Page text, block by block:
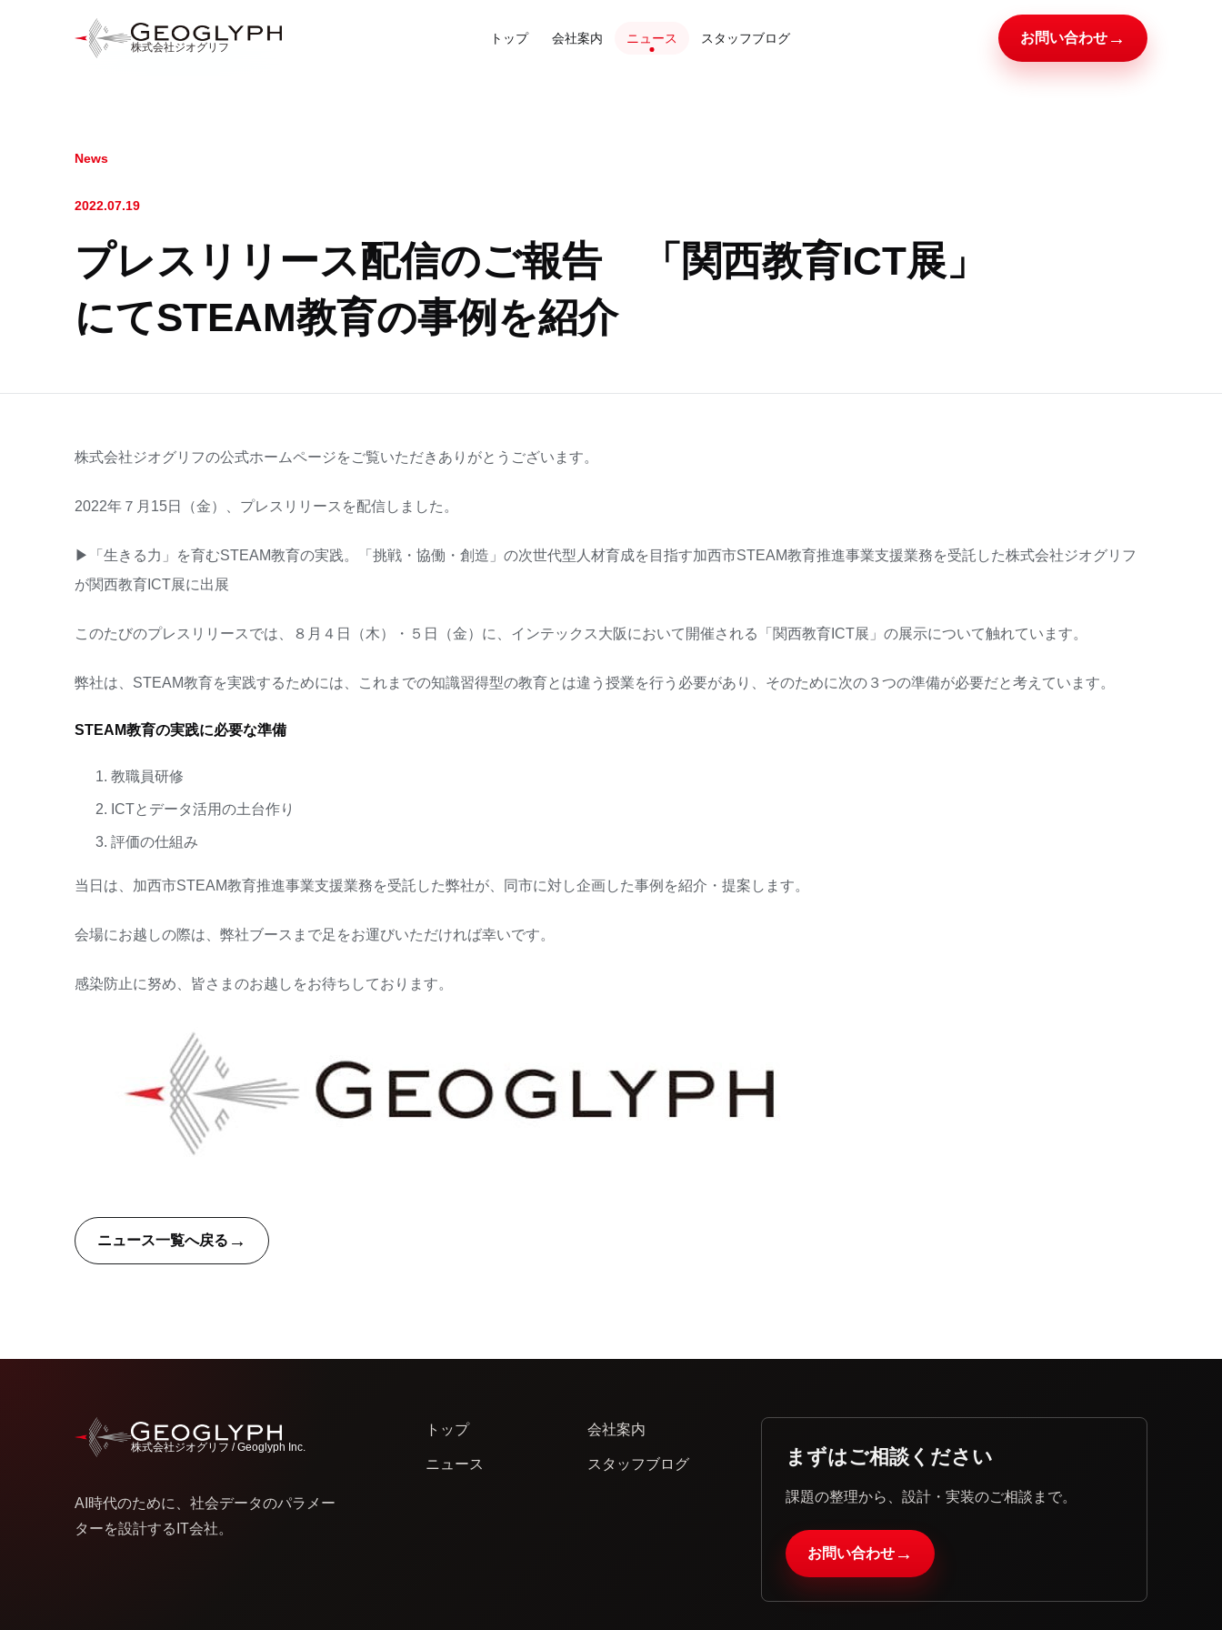
株式会社ジオグリフ
トップ 会社案内 ニュース スタッフブログ お問い合わせ →
News
2022.07.19
プレスリリース配信のご報告 「関西教育ICT展」
にてSTEAM教育の事例を紹介
株式会社ジオグリフの公式ホームページをご覧いただきありがとうございます。
2022年７月15日（金）、プレスリリースを配信しました。
▶
「生きる力」を育むSTEAM教育の実践。「挑戦・協働・創造」の次世代型人材育成を目指す加西市STEAM教育推進事業支援業務を受託した株式会社ジオグリフ
が関西教育ICT展に出展
このたびのプレスリリースでは、８月４日（木）・５日（金）に、インテックス大阪において開催される「関西教育ICT展」の展示について触れています。
弊社は、STEAM教育を実践するためには、これまでの知識習得型の教育とは違う授業を行う必要があり、そのために次の３つの準備が必要だと考えています。
STEAM教育の実践に必要な準備
教職員研修
ICTとデータ活用の土台作り
評価の仕組み
当日は、加西市STEAM教育推進事業支援業務を受託した弊社が、同市に対し企画した事例を紹介・提案します。
会場にお越しの際は、弊社ブースまで足をお運びいただければ幸いです。
感染防止に努め、皆さまのお越しをお待ちしております。
ニュース一覧へ戻る →
株式会社ジオグリフ / Geoglyph Inc.
AI時代のために、社会データのパラメー
ターを設計するIT会社。
トップ 会社案内
ニュース スタッフブログ まずはご相談ください
課題の整理から、設計・実装のご相談まで。
お問い合わせ →